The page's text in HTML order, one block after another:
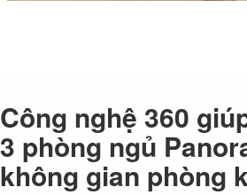
Công nghệ 360
3 phòng ngủ
không gian phòng